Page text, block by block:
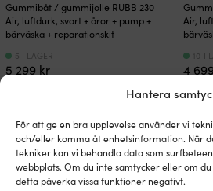
Hantera
För att ge en bra upplevelse använder vi
och/eller komma åt enhetsinformation. När
tekniker kan vi behandla data som
webbplats. Om du inte samtycker eller om
detta påverka vissa funktioner negativt.
Gummibåt / gummijolle RUBB 230
Air, luftdurk, svart + åror + pump +
bärväska + reparationskit
5 299 kr
5 I LAGER
Air,
4 699
10 I